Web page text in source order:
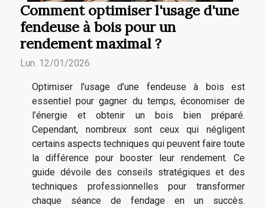
Comment optimiser l'usage d'une
fendeuse à bois pour un
rendement maximal ?
Lun. 12/01/2026
Optimiser l’usage d’une fendeuse à bois est
essentiel pour gagner du temps, économiser de
l’énergie et obtenir un bois bien préparé.
Cependant, nombreux sont ceux qui négligent
certains aspects techniques qui peuvent faire toute
la différence pour booster leur rendement. Ce
guide dévoile des conseils stratégiques et des
techniques professionnelles pour transformer
chaque séance de fendage en un succès.